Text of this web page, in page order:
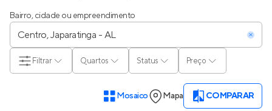
Bairro, cidade ou empreendimento
Quartos Status Preço
Filtrar
Mosaico Mapa COMPARAR